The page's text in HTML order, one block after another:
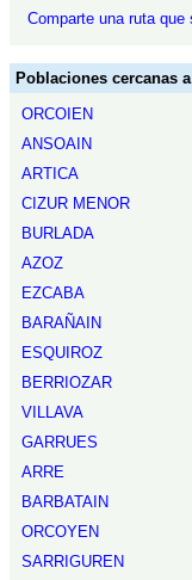
Comparte una ruta que
Poblaciones cercanas
ORCOIEN
ANSOAIN
ARTICA
CIZUR MENOR
BURLADA
AZOZ
EZCABA
BARAÑAIN
ESQUIROZ
BERRIOZAR
VILLAVA
GARRUES
ARRE
BARBATAIN
ORCOYEN
SARRIGUREN